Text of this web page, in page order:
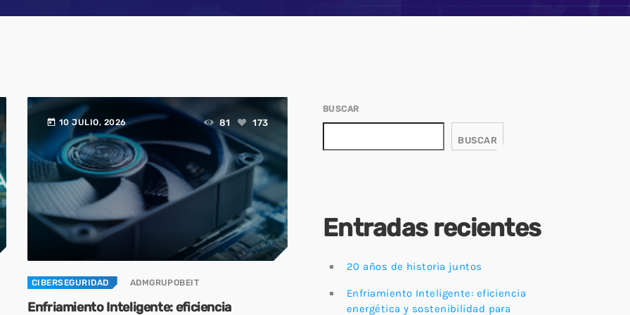
continuidad operativa en la
Field Services 2.0: La
evolución operativa que
today 10 JULIO, 2026 81 173
CIBERSEGURIDAD ADMGRUPOBEIT
Enfriamiento Inteligente: eficiencia
BUSCAR
BUSCAR
Entradas recientes
20 años de historia juntos
Enfriamiento Inteligente: eficiencia
energética y sostenibilidad para